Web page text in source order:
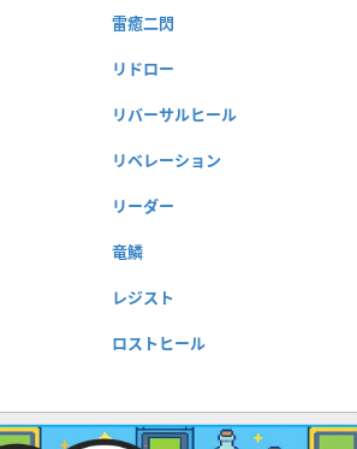
雷癒二閃
リドロー
リバーサルヒール
リベレーション
リーダー
竜鱗
レジスト
ロストヒール